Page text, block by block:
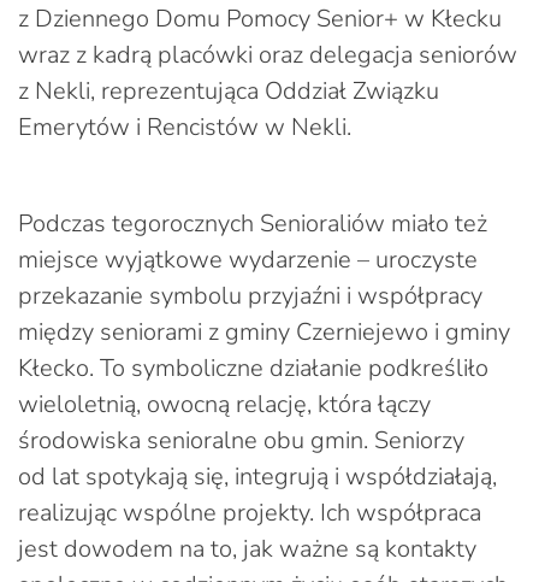
z Dziennego Domu Pomocy Senior+ w Kłecku
wraz z kadrą placówki oraz delegacja seniorów
z Nekli, reprezentująca Oddział Związku
Emerytów i Rencistów w Nekli.
Podczas tegorocznych Senioraliów miało też
miejsce wyjątkowe wydarzenie – uroczyste
przekazanie symbolu przyjaźni i współpracy
między seniorami z gminy Czerniejewo i gminy
Kłecko. To symboliczne działanie podkreśliło
wieloletnią, owocną relację, która łączy
środowiska senioralne obu gmin. Seniorzy
od lat spotykają się, integrują i współdziałają,
realizując wspólne projekty. Ich współpraca
jest dowodem na to, jak ważne są kontakty